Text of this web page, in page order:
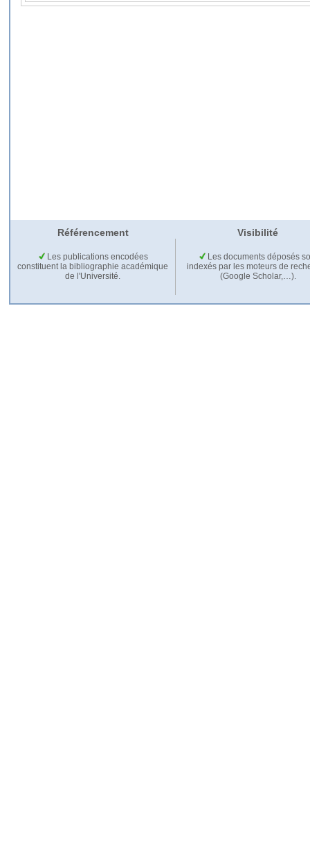
Référencement Visibilité
Les publications encodées
constituent la bibliographie académique
de l'Université.
Les documents déposés
indexés par les moteurs de
(Google Scholar,…).